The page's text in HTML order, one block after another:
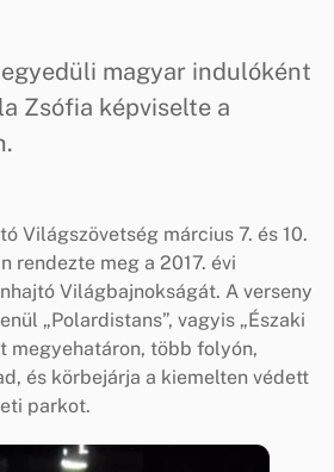
magyar indulóként
Zsófia képviselte a
Világszövetség március 7. és 10.
rendezte meg a 2017. évi
Világbajnokságát. A verseny
„Polardistans”, vagyis „Északi
megyehatáron, több folyón,
és körbejárja a kiemelten védett
parkot.